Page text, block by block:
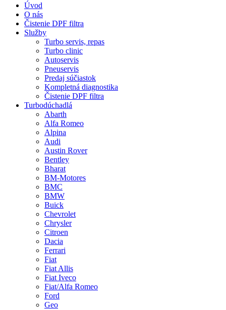
Úvod
O nás
Čistenie DPF filtra
Služby
Turbo servis, repas
Turbo clinic
Autoservis
Pneuservis
Predaj súčiastok
Kompletná diagnostika
Čistenie DPF filtra
Turbodúchadlá
Abarth
Alfa Romeo
Alpina
Audi
Austin Rover
Bentley
Bharat
BM-Motores
BMC
BMW
Buick
Chevrolet
Chrysler
Citroen
Dacia
Ferrari
Fiat
Fiat Allis
Fiat Iveco
Fiat/Alfa Romeo
Ford
Geo